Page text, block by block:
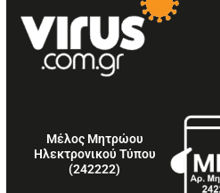
Μέλος Μητρώου
Ηλεκτρονικού Τύπου
(242222)